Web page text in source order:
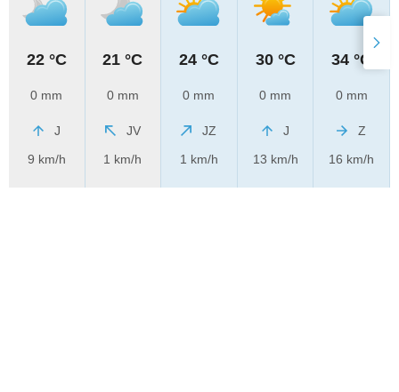
22 °C
0 mm
J
9 km/h
21 °C
0 mm
JV
1 km/h
24 °C
0 mm
JZ
1 km/h
30 °C
0 mm
J
13 km/h
34 °C
0 mm
Z
16 km/h